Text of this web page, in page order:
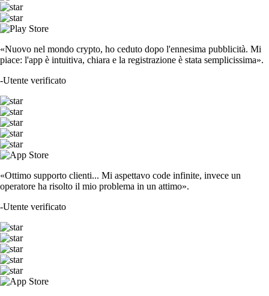
«Nuovo nel mondo crypto, ho ceduto dopo l'ennesima pubblicità. Mi
piace: l'app è intuitiva, chiara e la registrazione è stata semplicissima».
-Utente verificato
«Ottimo supporto clienti... Mi aspettavo code infinite, invece un
operatore ha risolto il mio problema in un attimo».
-Utente verificato